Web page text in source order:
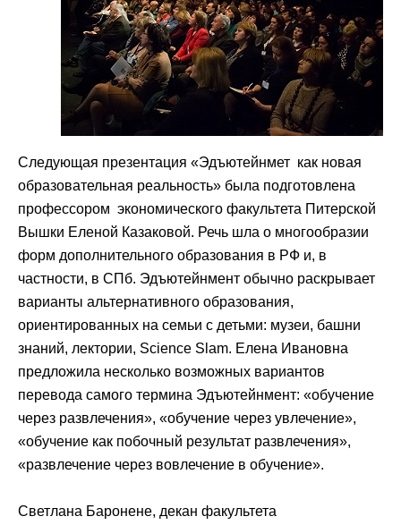
Следующая презентация «Эдъютейнмет как новая
образовательная реальность» была подготовлена
профессором экономического факультета Питерской
Вышки Еленой Казаковой. Речь шла о многообразии
форм дополнительного образования в РФ и, в
частности, в СПб. Эдъютейнмент обычно раскрывает
варианты альтернативного образования,
ориентированных на семьи с детьми: музеи, башни
знаний, лектории, Science Slam. Елена Ивановна
предложила несколько возможных вариантов
перевода самого термина Эдъютейнмент: «обучение
через развлечения», «обучение через увлечение»,
«обучение как побочный результат развлечения»,
«развлечение через вовлечение в обучение».
Светлана Баронене, декан факультета